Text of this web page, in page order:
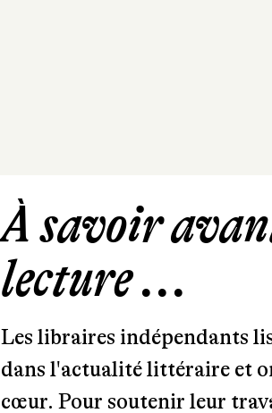
À savoir
lecture ...
Les libraires indépendants
dans l'actualité littéraire et
cœur. Pour soutenir leur